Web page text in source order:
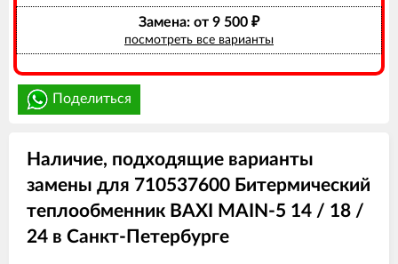
Замена: от 9 500 ₽
посмотреть все варианты
Поделиться
Наличие, подходящие варианты
замены для 710537600 Битермический
теплообменник BAXI MAIN-5 14 / 18 /
24 в Санкт-Петербурге